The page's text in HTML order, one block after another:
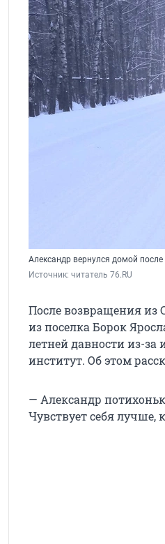
Александр вернулся домой
Источник: читатель 76.RU
После возвращения из
из поселка Борок
летней давности из-за
институт. Об этом
— Александр
Чувствует себя лучше,